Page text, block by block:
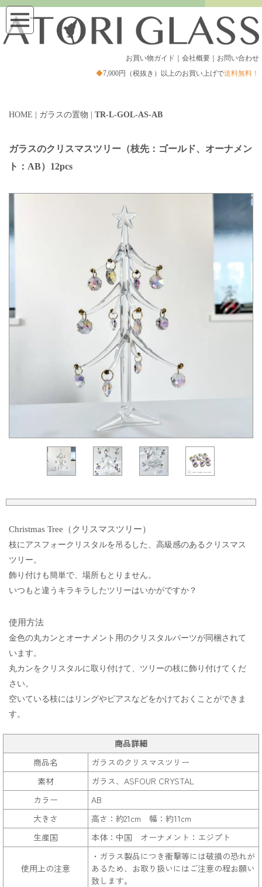
お買い物ガイド ｜ 会社概要 ｜ お問い合わせ
◆7,000円（税抜き）以上のお買い上げで送料無料！
HOME | ガラスの置物 | TR-L-GOL-AS-AB
ガラスのクリスマスツリー（枝先：ゴールド、オーナメン
ト：AB）12pcs
Christmas Tree（クリスマスツリー）
枝にアスフォークリスタルを吊るした、高級感のあるクリスマス
ツリー。
飾り付けも簡単で、場所もとりません。
いつもと違うキラキラしたツリーはいかがですか？
使用方法
金色の丸カンとオーナメント用のクリスタルパーツが同梱されて
います。
丸カンをクリスタルに取り付けて、ツリーの枝に飾り付けてくだ
さい。
空いている枝にはリングやピアスなどをかけておくことができま
す。
商品詳細
商品名
ガラスのクリスマスツリー
素材
ガラス、ASFOUR CRYSTAL
カラー
AB
大きさ
高さ：約21cm 幅：約11cm
生産国
本体：中国 オーナメント：エジプト
使用上の注意
・ガラス製品につき衝撃等には破損の恐れが
あるため、お取り扱いにはご注意の程お願い
致します。